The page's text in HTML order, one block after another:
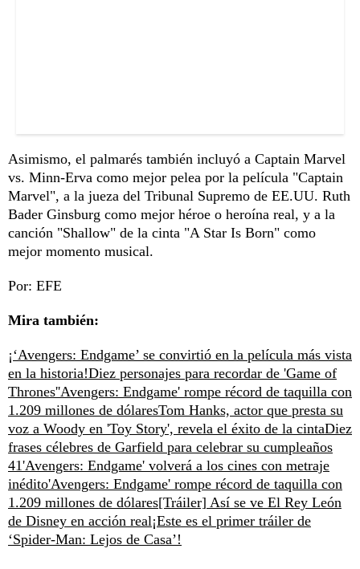
Asimismo, el palmarés también incluyó a Captain Marvel
vs. Minn-Erva como mejor pelea por la película "Captain
Marvel", a la jueza del Tribunal Supremo de EE.UU. Ruth
Bader Ginsburg como mejor héroe o heroína real, y a la
canción "Shallow" de la cinta "A Star Is Born" como
mejor momento musical.
Por: EFE
Mira también:
¡‘Avengers: Endgame’ se convirtió en la película más vista
en la historia!Diez personajes para recordar de 'Game of
Thrones''Avengers: Endgame' rompe récord de taquilla con
1.209 millones de dólaresTom Hanks, actor que presta su
voz a Woody en 'Toy Story', revela el éxito de la cintaDiez
frases célebres de Garfield para celebrar su cumpleaños
41'Avengers: Endgame' volverá a los cines con metraje
inédito'Avengers: Endgame' rompe récord de taquilla con
1.209 millones de dólares[Tráiler] Así se ve El Rey León
de Disney en acción real¡Este es el primer tráiler de
‘Spider-Man: Lejos de Casa’!